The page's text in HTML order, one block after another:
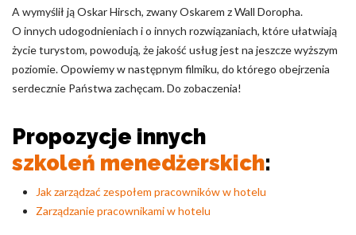
A wymyślił ją Oskar Hirsch, zwany Oskarem z Wall Doropha.
O innych udogodnieniach i o innych rozwiązaniach, które ułatwiają
życie turystom, powodują, że jakość usług jest na jeszcze wyższym
poziomie. Opowiemy w następnym filmiku, do którego obejrzenia
serdecznie Państwa zachęcam. Do zobaczenia!
Propozycje innych
szkoleń menedżerskich:
Jak zarządzać zespołem pracowników w hotelu
Zarządzanie pracownikami w hotelu